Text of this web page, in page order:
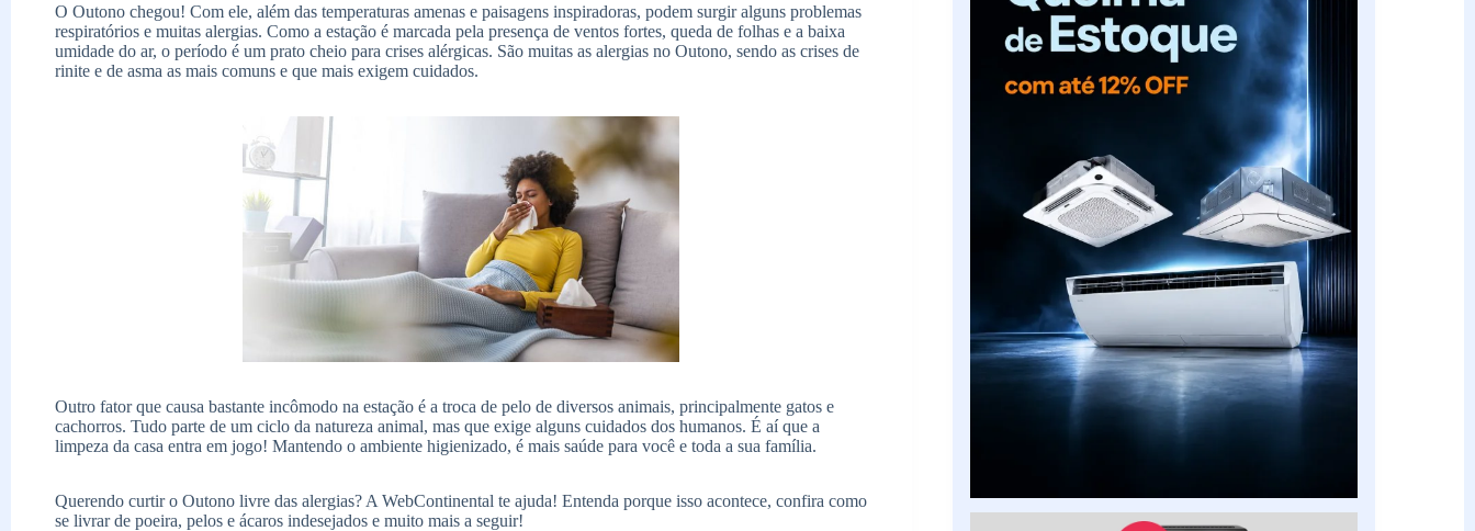
O Outono chegou! Com ele, além das temperaturas amenas e paisagens inspiradoras, podem surgir alguns problemas
respiratórios e muitas alergias. Como a estação é marcada pela presença de ventos fortes, queda de folhas e a baixa
umidade do ar, o período é um prato cheio para crises alérgicas. São muitas as alergias no Outono, sendo as crises de
rinite e de asma as mais comuns e que mais exigem cuidados.
Outro fator que causa bastante incômodo na estação é a troca de pelo de diversos animais, principalmente gatos e
cachorros. Tudo parte de um ciclo da natureza animal, mas que exige alguns cuidados dos humanos. É aí que a
limpeza da casa entra em jogo! Mantendo o ambiente higienizado, é mais saúde para você e toda a sua família.
Querendo curtir o Outono livre das alergias? A WebContinental te ajuda! Entenda porque isso acontece, confira como
se livrar de poeira, pelos e ácaros indesejados e muito mais a seguir!